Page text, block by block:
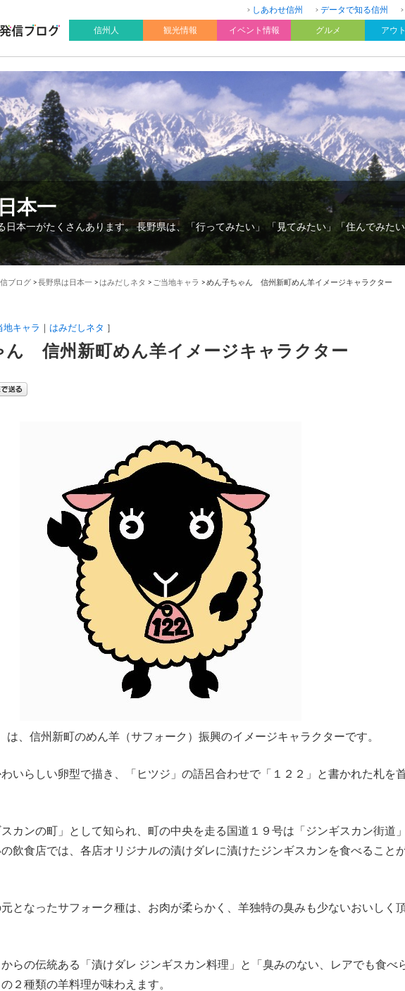
しあわせ信州 データで知る信州
信州人
観光情報 イベント情報 グルメ アウ
本一
日本一がたくさんあります。 長野県は、「行ってみたい」 「見てみたい」「住んでみた
ブログ >長野県は日本一 >はみだしネタ > ご当地キャラ >めん子ちゃん 信州新町めん羊イメージキャラクター
地キャラ はみだしネタ ］
ん 信州新町めん羊イメージキャラクター
は、信州新町のめん羊（サフォーク）振興のイメージキャラクターです。
いらしい卵型で描き、「ヒツジ」の語呂合わせで「１２２」と書かれた札を
カンの町」として知られ、町の中央を走る国道１９号は「ジンギスカン街道
飲食店では、各店オリジナルの漬けダレに漬けたジンギスカンを食べること
元となったサフォーク種は、お肉が柔らかく、羊独特の臭みも少ないおいしく
らの伝統ある「漬けダレ ジンギスカン料理」と「臭みのない、レアでも食べ
２種類の羊料理が味わえます。